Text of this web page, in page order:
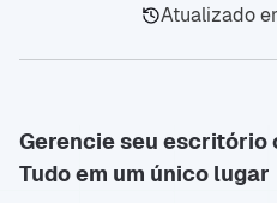
Atualizado
Gerencie seu escritório
Tudo em um único lugar